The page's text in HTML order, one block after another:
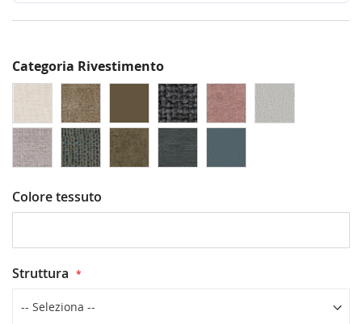
Categoria Rivestimento
Colore tessuto
Struttura